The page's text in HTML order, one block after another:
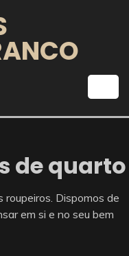
de quarto
Dispomos de
em si e no seu bem